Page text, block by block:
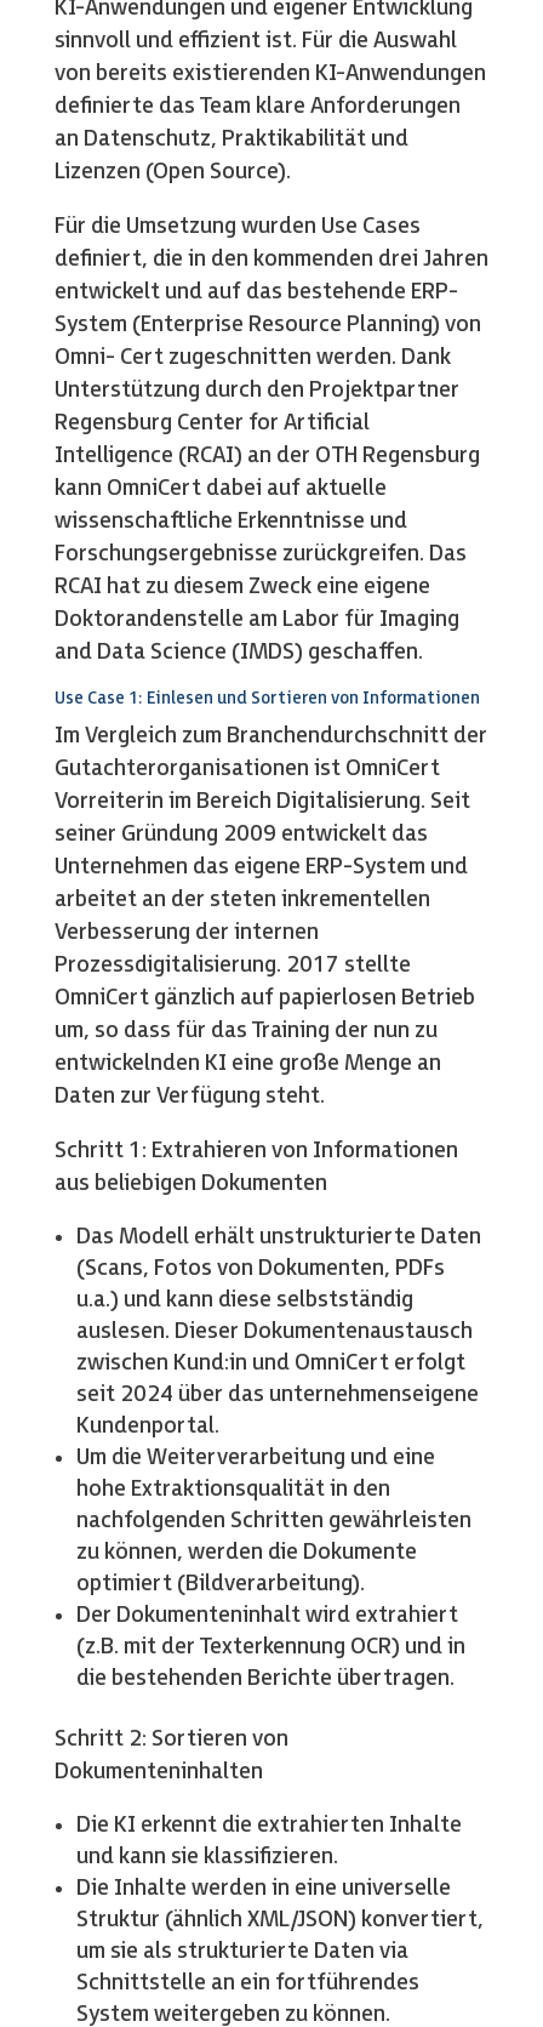
KI-Anwendungen und eigener Entwicklung
sinnvoll und effizient ist. Für die Auswahl
von bereits existierenden KI-Anwendungen
definierte das Team klare Anforderungen
an Datenschutz, Praktikabilität und
Lizenzen (Open Source).
Für die Umsetzung wurden Use Cases
definiert, die in den kommenden drei Jahren
entwickelt und auf das bestehende ERP-
System (Enterprise Resource Planning) von
Omni- Cert zugeschnitten werden. Dank
Unterstützung durch den Projektpartner
Regensburg Center for Artificial
Intelligence (RCAI) an der OTH Regensburg
kann OmniCert dabei auf aktuelle
wissenschaftliche Erkenntnisse und
Forschungsergebnisse zurückgreifen. Das
RCAI hat zu diesem Zweck eine eigene
Doktorandenstelle am Labor für Imaging
and Data Science (IMDS) geschaffen.
Use Case 1: Einlesen und Sortieren von Informationen
Im Vergleich zum Branchendurchschnitt der
Gutachterorganisationen ist OmniCert
Vorreiterin im Bereich Digitalisierung. Seit
seiner Gründung 2009 entwickelt das
Unternehmen das eigene ERP-System und
arbeitet an der steten inkrementellen
Verbesserung der internen
Prozessdigitalisierung. 2017 stellte
OmniCert gänzlich auf papierlosen Betrieb
um, so dass für das Training der nun zu
entwickelnden KI eine große Menge an
Daten zur Verfügung steht.
Schritt 1: Extrahieren von Informationen
aus beliebigen Dokumenten
Das Modell erhält unstrukturierte Daten
(Scans, Fotos von Dokumenten, PDFs
u.a.) und kann diese selbstständig
auslesen. Dieser Dokumentenaustausch
zwischen Kund:in und OmniCert erfolgt
seit 2024 über das unternehmenseigene
Kundenportal.
Um die Weiterverarbeitung und eine
hohe Extraktionsqualität in den
nachfolgenden Schritten gewährleisten
zu können, werden die Dokumente
optimiert (Bildverarbeitung).
Der Dokumenteninhalt wird extrahiert
(z.B. mit der Texterkennung OCR) und in
die bestehenden Berichte übertragen.
Schritt 2: Sortieren von
Dokumenteninhalten
Die KI erkennt die extrahierten Inhalte
und kann sie klassifizieren.
Die Inhalte werden in eine universelle
Struktur (ähnlich XML/JSON) konvertiert,
um sie als strukturierte Daten via
Schnittstelle an ein fortführendes
System weitergeben zu können.